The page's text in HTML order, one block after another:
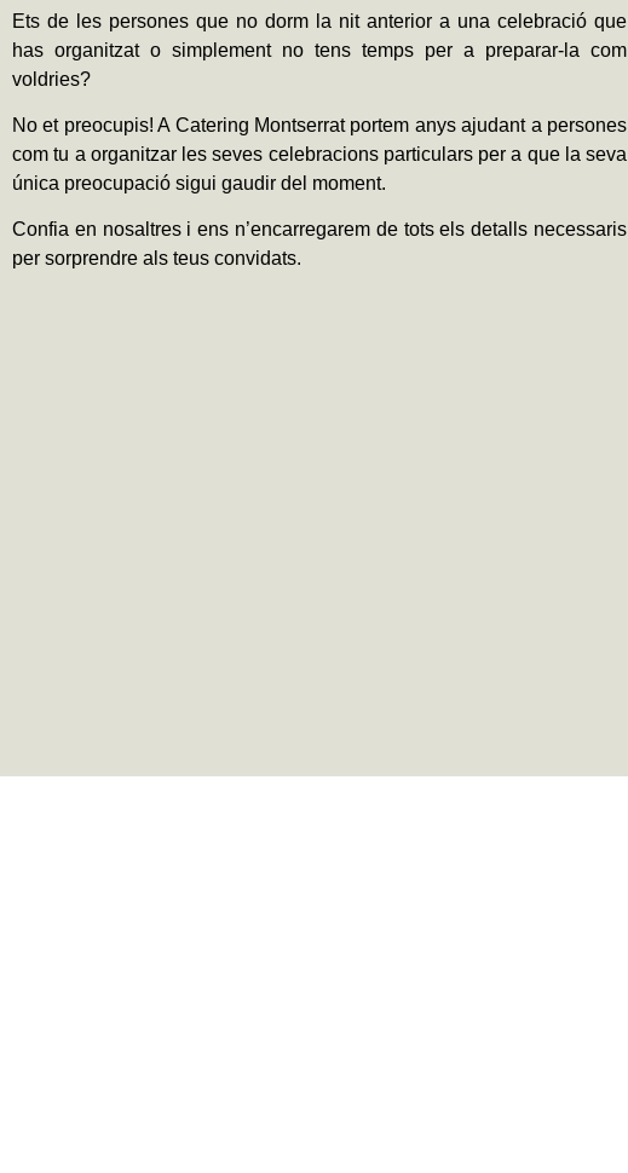
Ets de les persones que no dorm la nit anterior a una celebració que
has organitzat o simplement no tens temps per a preparar-la com
voldries?
No et preocupis! A Catering Montserrat portem anys ajudant a persones
com tu a organitzar les seves celebracions particulars per a que la seva
única preocupació sigui gaudir del moment.
Confia en nosaltres i ens n’encarregarem de tots els detalls necessaris
per sorprendre als teus convidats.